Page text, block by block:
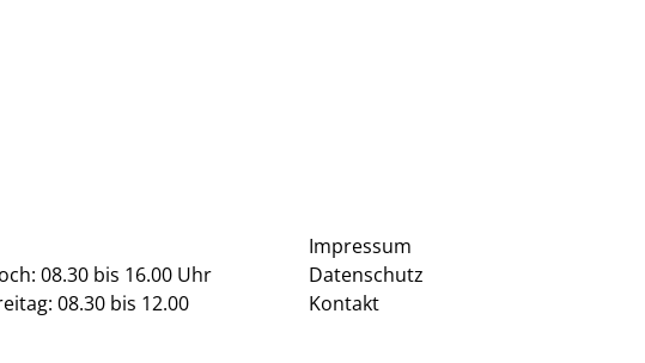
08.30 bis 16.00 Uhr
08.30 bis 12.00
Impressum
Datenschutz
Kontakt